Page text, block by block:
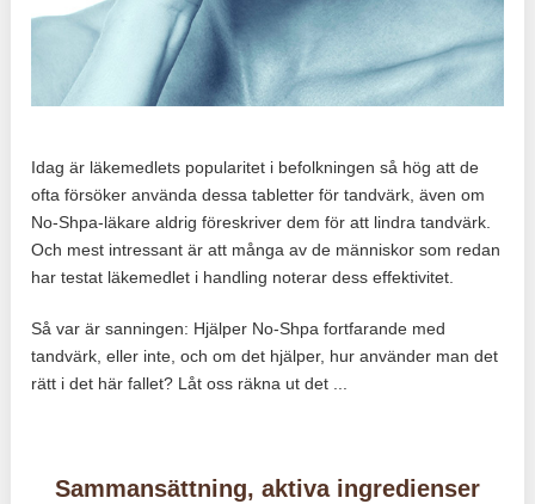
Idag är läkemedlets popularitet i befolkningen så hög att de
ofta försöker använda dessa tabletter för tandvärk, även om
No-Shpa-läkare aldrig föreskriver dem för att lindra tandvärk.
Och mest intressant är att många av de människor som redan
har testat läkemedlet i handling noterar dess effektivitet.
Så var är sanningen: Hjälper No-Shpa fortfarande med
tandvärk, eller inte, och om det hjälper, hur använder man det
rätt i det här fallet? Låt oss räkna ut det ...
Sammansättning, aktiva ingredienser